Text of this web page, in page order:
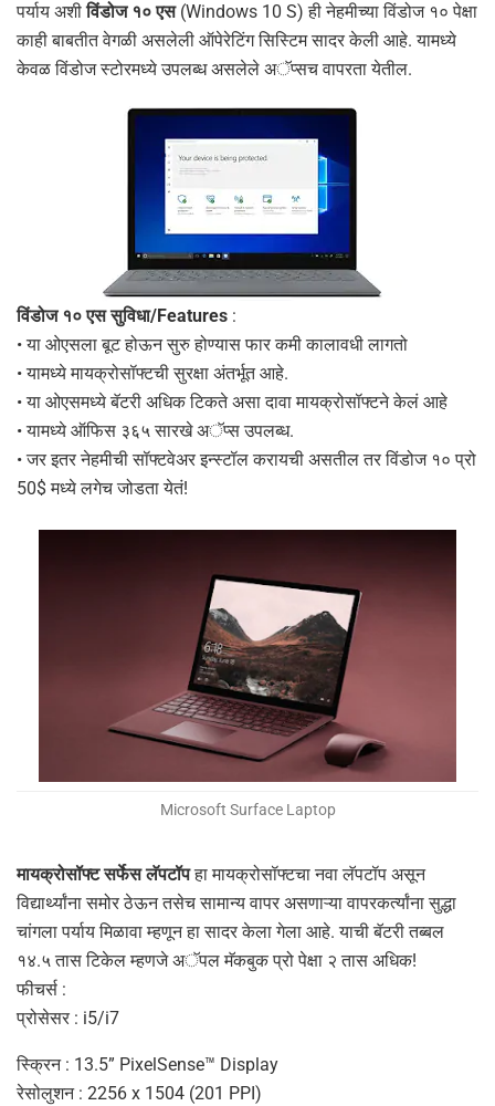
पर्याय अशीविंडोज १० एस(Windows 10 S) ही नेहमीच्या विंडोज १० पेक्षा
काही बाबतीत वेगळी असलेली ऑपेरेटिंग सिस्टिम सादर केली आहे. यामध्ये
केवळ विंडोज स्टोरमध्ये उपलब्ध असलेले अॅप्सच वापरता येतील.
विंडोज १० एस सुविधा/Features :
• या ओएसला बूट होऊन सुरु होण्यास फार कमी कालावधी लागतो
• यामध्ये मायक्रोसॉफ्टची सुरक्षा अंतर्भूत आहे.
• या ओएसमध्ये बॅटरी अधिक टिकते असा दावा मायक्रोसॉफ्टने केलं आहे
• यामध्ये ऑफिस ३६५ सारखे अॅप्स उपलब्ध.
• जर इतर नेहमीची सॉफ्टवेअर इन्स्टॉल करायची असतील तर विंडोज १० प्रो
50$ मध्ये लगेच जोडता येतं!
Microsoft Surface Laptop
मायक्रोसॉफ्ट सर्फेस लॅपटॉपहा मायक्रोसॉफ्टचा नवा लॅपटॉप असून
विद्यार्थ्यांना समोर ठेऊन तसेच सामान्य वापर असणाऱ्या वापरकर्त्यांना सुद्धा
चांगला पर्याय मिळावा म्हणून हा सादर केला गेला आहे. याची बॅटरी तब्बल
१४.५ तास टिकेल म्हणजे अॅपल मॅकबुक प्रो पेक्षा २ तास अधिक!
फीचर्स :
प्रोसेसर : i5/i7
स्क्रिन : 13.5” PixelSense™ Display
रेसोलुशन : 2256 x 1504 (201 PPI)